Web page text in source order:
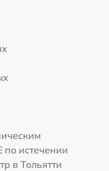
по истечении
в Тольятти